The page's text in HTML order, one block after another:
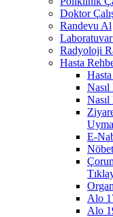
Doktor
Randevu Al
Radyoloji
Hasta
E-
Alo
Alo